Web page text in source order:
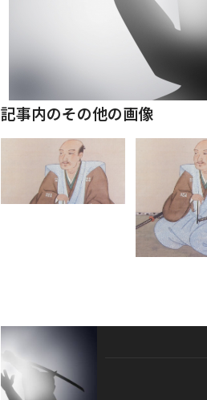
記事内のその他の画像